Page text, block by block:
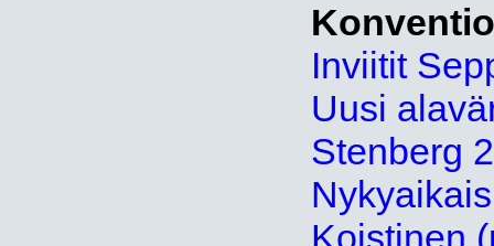
Inviitit
Uusi
Stenberg
Koistinen